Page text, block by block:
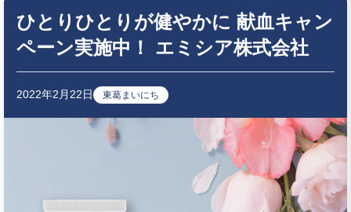
ひとりひとりが健やかに 献血キャン
ペーン実施中！ エミシア株式会社
2022年2月22日 東葛まいにち